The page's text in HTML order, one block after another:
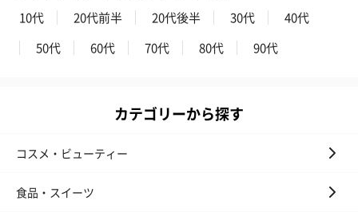
10代 20代前半 20代後半 30代
40代
50代
60代 70代 80代 90代
カテゴリーから探す
コスメ・ビューティー
食品・スイーツ